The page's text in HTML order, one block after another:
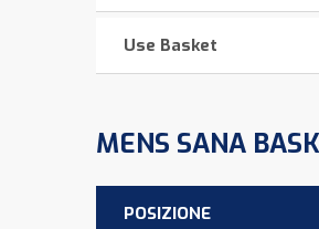
Use Basket
MENS SANA
POSIZIONE